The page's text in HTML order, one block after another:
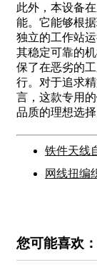
此外，本设备
能。它能够根
独立的工作站
其稳定可靠的
保了在恶劣的
行。对于追求
言，这款专用
品质的理想选择
铁件天线
网线扭编
您可能喜欢：